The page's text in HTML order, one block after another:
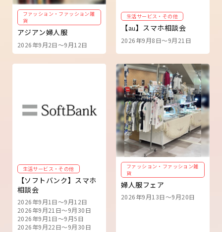
ファッション・ファッション雑
貨
アジアン婦人服
2026年9月2日～9月12日
生活サービス・その他
【au】スマホ相談会
2026年9月8日～9月21日
生活サービス・その他
【ソフトバンク】スマホ
相談会
2026年9月1日～9月12日
2026年9月21日～9月30日
2026年9月1日～9月5日
2026年9月22日～9月30日
ファッション・ファッション雑
貨
婦人服フェア
2026年9月13日～9月20日